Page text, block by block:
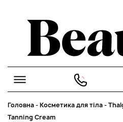
Головна-Косметика для тіла-
Tanning Cream